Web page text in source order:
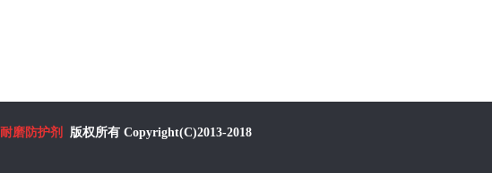
耐磨防护剂 版权所有 Copyright(C)2013-2018